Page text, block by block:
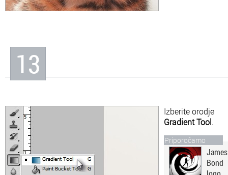
13
Izberite orodje
Gradient Tool.
Priporočamo
James
Bond